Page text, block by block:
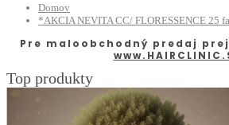
Domov
*AKCIA NEVITA CC/ FLORESSENCE 25
Pre maloobchodný predaj
Top produkty